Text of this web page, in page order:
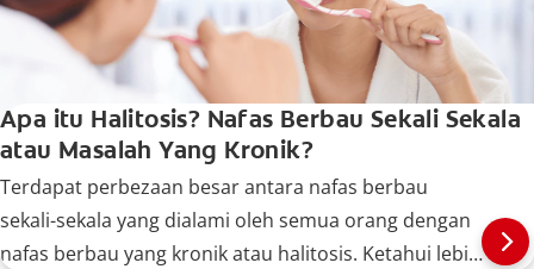
Apa itu Halitosis? Nafas Berbau Sekali Sekala
atau Masalah Yang Kronik?
Terdapat perbezaan besar antara nafas berbau
sekali-sekala yang dialami oleh semua orang dengan
nafas berbau yang kronik atau halitosis. Ketahui lebih